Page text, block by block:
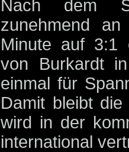
Nach dem
zunehmend
Minute auf 3:1
von Burkardt
einmal für
Damit bleibt
wird in der
international